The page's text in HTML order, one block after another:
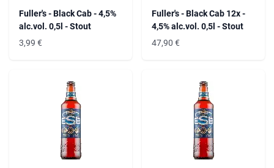
Fuller's - Black Cab - 4,5%
alc.vol. 0,5l - Stout
3,99 €
Fuller's - Black Cab 12x -
4,5% alc.vol. 0,5l - Stout
47,90 €